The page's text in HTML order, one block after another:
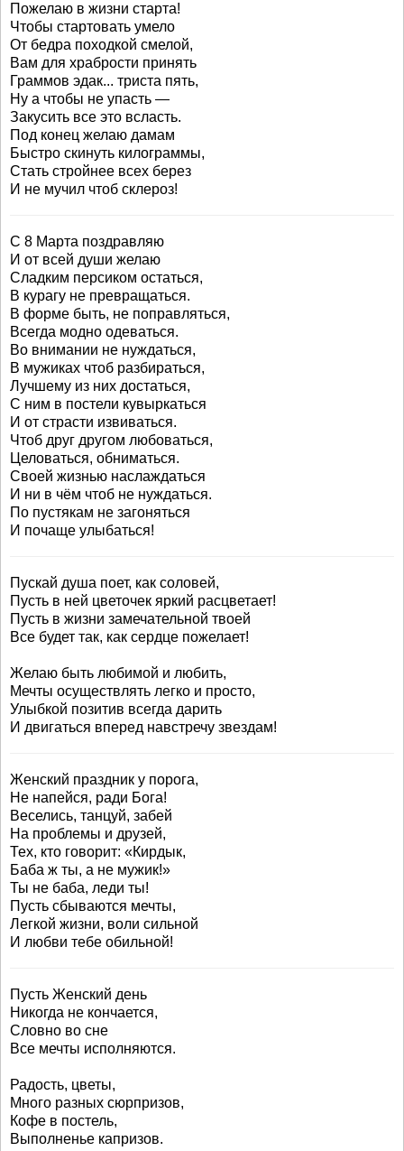
Пожелаю в жизни старта!
Чтобы стартовать умело
От бедра походкой смелой,
Вам для храбрости принять
Граммов эдак... триста пять,
Ну а чтобы не упасть —
Закусить все это всласть.
Под конец желаю дамам
Быстро скинуть килограммы,
Стать стройнее всех берез
И не мучил чтоб склероз!
С 8 Марта поздравляю
И от всей души желаю
Сладким персиком остаться,
В курагу не превращаться.
В форме быть, не поправляться,
Всегда модно одеваться.
Во внимании не нуждаться,
В мужиках чтоб разбираться,
Лучшему из них достаться,
С ним в постели кувыркаться
И от страсти извиваться.
Чтоб друг другом любоваться,
Целоваться, обниматься.
Своей жизнью наслаждаться
И ни в чём чтоб не нуждаться.
По пустякам не загоняться
И почаще улыбаться!
Пускай душа поет, как соловей,
Пусть в ней цветочек яркий расцветает!
Пусть в жизни замечательной твоей
Все будет так, как сердце пожелает!
Желаю быть любимой и любить,
Мечты осуществлять легко и просто,
Улыбкой позитив всегда дарить
И двигаться вперед навстречу звездам!
Женский праздник у порога,
Не напейся, ради Бога!
Веселись, танцуй, забей
На проблемы и друзей,
Тех, кто говорит: «Кирдык,
Баба ж ты, а не мужик!»
Ты не баба, леди ты!
Пусть сбываются мечты,
Легкой жизни, воли сильной
И любви тебе обильной!
Пусть Женский день
Никогда не кончается,
Словно во сне
Все мечты исполняются.
Радость, цветы,
Много разных сюрпризов,
Кофе в постель,
Выполненье капризов.